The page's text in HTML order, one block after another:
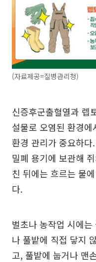
(자료제공=질병관리청)
신증후군출혈열과 렙
설물로 오염된 환경
환경 관리가 중요하
밀폐 용기에 보관해
친 뒤에는 흐르는 물
다.
벌초나 농작업 시에
나 풀밭에 직접 닿지
고, 풀밭에 눕거나 맨